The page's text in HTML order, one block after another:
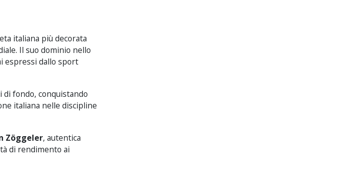
italiana più decorata
Il suo dominio nello
espressi dallo sport
di fondo, conquistando
italiana nelle discipline
Zöggeler, autentica
di rendimento ai